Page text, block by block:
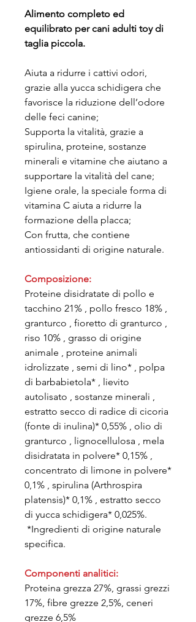
Alimento completo ed
equilibrato per cani adulti toy di
taglia piccola.
Aiuta a ridurre i cattivi odori,
grazie alla yucca schidigera che
favorisce la riduzione dell’odore
delle feci canine;
Supporta la vitalità, grazie a
spirulina, proteine, sostanze
minerali e vitamine che aiutano a
supportare la vitalità del cane;
Igiene orale, la speciale forma di
vitamina C aiuta a ridurre la
formazione della placca;
Con frutta, che contiene
antiossidanti di origine naturale.
Composizione:
Proteine disidratate di pollo e
tacchino 21% , pollo fresco 18% ,
granturco , fioretto di granturco ,
riso 10% , grasso di origine
animale , proteine animali
idrolizzate , semi di lino* , polpa
di barbabietola* , lievito
autolisato , sostanze minerali ,
estratto secco di radice di cicoria
(fonte di inulina)* 0,55% , olio di
granturco , lignocellulosa , mela
disidratata in polvere* 0,15% ,
concentrato di limone in polvere*
0,1% , spirulina (Arthrospira
platensis)* 0,1% , estratto secco
di yucca schidigera* 0,025%.
*Ingredienti di origine naturale
specifica.
Componenti analitici:
Proteina grezza 27%, grassi grezzi
17%, fibre grezze 2,5%, ceneri
grezze 6,5%